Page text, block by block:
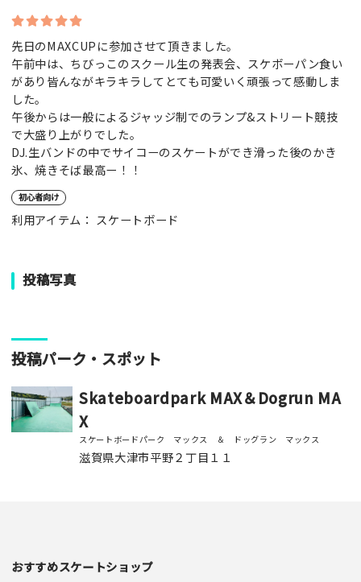
先日のMAXCUPに参加させて頂きました。
午前中は、ちびっこのスクール生の発表会、スケボーパン食い
があり皆んながキラキラしてとても可愛いく頑張って感動しま
した。
午後からは一般によるジャッジ制でのランプ&ストリート競技
で大盛り上がりでした。
DJ.生バンドの中でサイコーのスケートができ滑った後のかき
氷、焼きそば最高ー！！
初心者向け
利用アイテム： スケートボード
投稿写真
投稿パーク・スポット
Skateboardpark MAX＆Dogrun MA
X
スケートボードパーク マックス ＆ ドッグラン マックス
滋賀県大津市平野２丁目１１
おすすめスケートショップ